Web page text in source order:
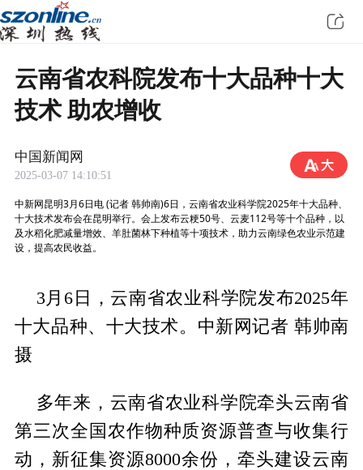
云南省农科院发布十大品种十大
技术 助农增收
中国新闻网
2025-03-07 14:10:51
中新网昆明3月6日电 (记者 韩帅南)6日，云南省农业科学院2025年十大品种、
十大技术发布会在昆明举行。会上发布云粳50号、云麦112号等十个品种，以
及水稻化肥减量增效、羊肚菌林下种植等十项技术，助力云南绿色农业示范建
设，提高农民收益。
3月6日，云南省农业科学院发布2025年
十大品种、十大技术。中新网记者 韩帅南
摄
多年来，云南省农业科学院牵头云南省
第三次全国农作物种质资源普查与收集行
动，新征集资源8000余份，牵头建设云南